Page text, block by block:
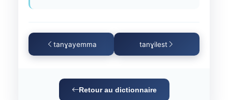
tanɣayemma tanɣilest
Retour au dictionnaire